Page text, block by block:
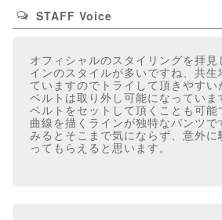
STAFF Voice
オフィシャルのスタイリングを拝見
インのスタイルが多いですね、共生
ていますのでトライして頂きやすい
ベルトは取り外し可能になっていま
ベルトをセットして頂くことも可能
曲線を描くラインが独特なパンツで
みるとそこまで気にならず、意外に
ってもらえると思います。